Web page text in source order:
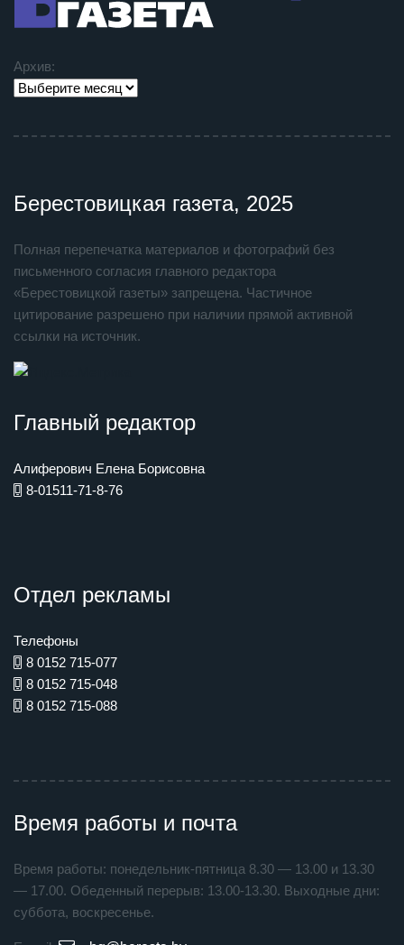
Архив:
Берестовицкая газета, 2025
Полная перепечатка материалов и фотографий без
письменного согласия главного редактора
«Берестовицкой газеты» запрещена. Частичное
цитирование разрешено при наличии прямой активной
ссылки на источник.
Главный редактор
Алиферович Елена Борисовна
8-01511-71-8-76
Отдел рекламы
Телефоны
8 0152 715-077
8 0152 715-048
8 0152 715-088
Время работы и почта
Время работы: понедельник-пятница 8.30 — 13.00 и 13.30
— 17.00. Обеденный перерыв: 13.00-13.30. Выходные дни:
суббота, воскресенье.